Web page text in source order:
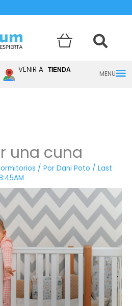
Menú
VENIR A TIENDA
una cuna
/ Por Dani Poto / Last